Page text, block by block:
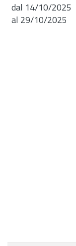
dal 14/10/2025
al 29/10/2025